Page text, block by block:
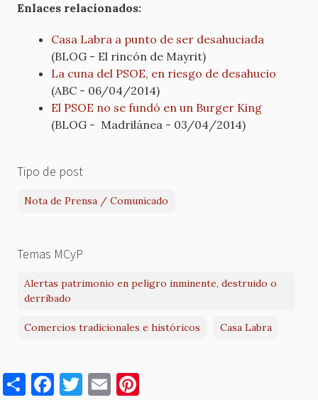
Enlaces relacionados:
Casa Labra a punto de ser desahuciada
(BLOG - El rincón de Mayrit)
La cuna del PSOE, en riesgo de desahucio
(ABC - 06/04/2014)
El PSOE no se fundó en un Burger King
(BLOG - Madrilánea - 03/04/2014)
Tipo de post
Nota de Prensa / Comunicado
Temas MCyP
Alertas patrimonio en peligro inminente, destruido o
derribado
Comercios tradicionales e históricos Casa Labra
S F T E